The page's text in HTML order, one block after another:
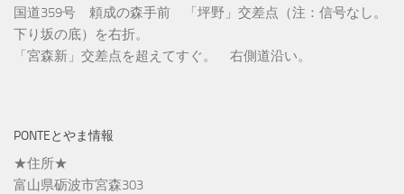
国道359号 頼成の森手前 「坪野」交差点（注：信号なし。
下り坂の底）を右折。
「宮森新」交差点を超えてすぐ。 右側道沿い。
PONTEとやま情報
★住所★
富山県砺波市宮森303